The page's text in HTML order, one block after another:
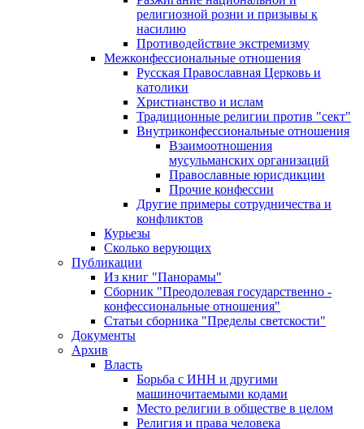
религиозной розни и призывы к
насилию
Противодействие экстремизму
Межконфессиональные отношения
Русская Православная Церковь и
католики
Христианство и ислам
Традиционные религии против "сект"
Внутриконфессиональные отношения
Взаимоотношения
мусульманских организаций
Православные юрисдикции
Прочие конфессии
Другие примеры сотрудничества и
конфликтов
Курьезы
Сколько верующих
Публикации
Из книг "Панорамы"
Сборник "Преодолевая государственно -
конфессиональные отношения"
Статьи сборника "Пределы светскости"
Документы
Архив
Власть
Борьба с ИНН и другими
машиночитаемыми кодами
Место религии в обществе в целом
Религия и права человека